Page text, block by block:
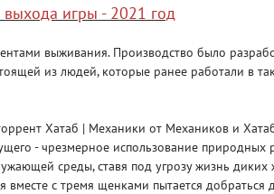
выхода игры - 2021 год
выживания. Производство было
из людей, которые ранее работали в
Хатаб | Механики от Механиков и
- чрезмерное использование природных
среды, ставя под угрозу жизнь диких
вместе с тремя щенками пытается добраться
РУССКОМ НА ПК